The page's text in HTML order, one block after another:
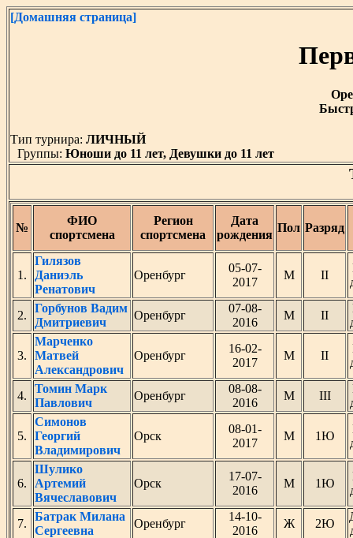
[Домашняя страница]
Тип турнира: ЛИЧНЫЙ
Группы: Юноши до 11 лет, Девушки до 11 лет
№
ФИО
спортсмена
Регион
спортсмена
Дата
рождения
Пол Разряд
1.
Гилязов
Даниэль
Ренатович
Оренбург
05-07-
2017
М II
2.
Горбунов Вадим
Дмитриевич
Оренбург
07-08-
2016
М II
3.
Марченко
Матвей
Александрович
Оренбург
16-02-
2017
М II
4.
Томин Марк
Павлович
Оренбург
08-08-
2016
М III
5.
Симонов
Георгий
Владимирович
Орск
08-01-
2017
М 1Ю
6.
Шулико
Артемий
Вячеславович
Орск
17-07-
2016
М 1Ю
7.
Батрак Милана
Сергеевна
Оренбург
14-10-
2016
Ж 2Ю